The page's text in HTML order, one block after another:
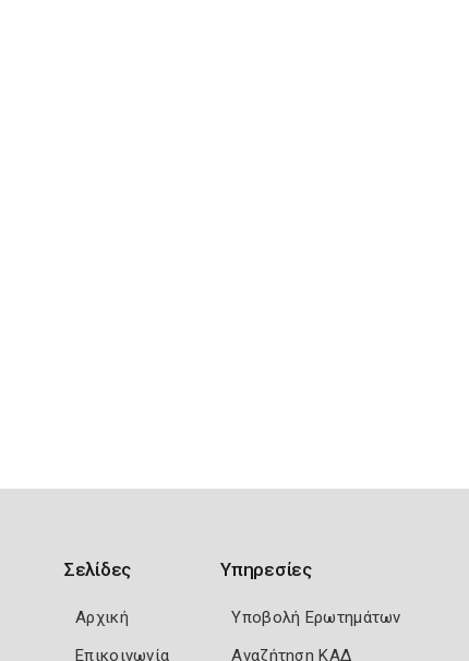
Σελίδες
Αρχική
Επικοινωνία
Υπηρεσίες
Υποβολή Ερωτημάτων
Αναζήτηση ΚΑΔ